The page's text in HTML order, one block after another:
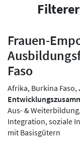
Frauen-
Faso
Afrika, Burkina Faso,
Aus- &
Integration, soziale
mit Basisgütern